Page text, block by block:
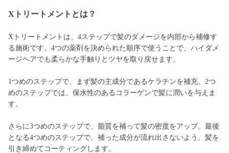
Xトリートメントとは？
Xトリートメントは、4ステップで髪のダメージを内部から補修す
る施術です。4つの薬剤を決められた順序で使うことで、ハイダメ
ージヘアでも柔らかな手触りとツヤを取り戻せます。
1つめのステップで、まず髪の主成分であるケラチンを補充。2つ
めのステップでは、保水性のあるコラーゲンで髪に潤いを与えま
す。
さらに3つめのステップで、脂質を補って髪の密度をアップ。最後
となる4つめのステップで、補った成分が流れ出さないよう、髪を
引き締めてコーティングします。